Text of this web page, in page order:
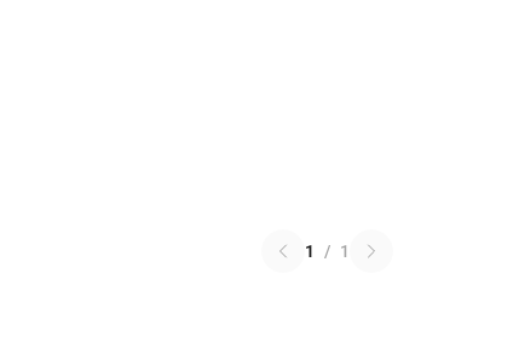
1 / 1